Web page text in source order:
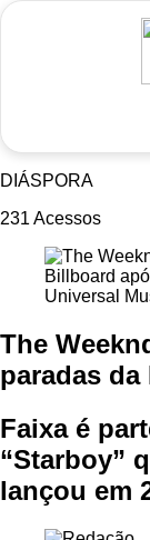
DIÁSPORA
231 Acessos
Universal
The
paradas
Faixa é
“Starboy”
lançou em